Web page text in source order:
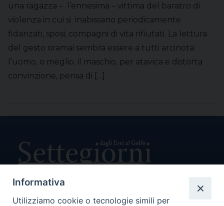
una ragazza – l’ennesima – vittima del baratro di
violenza in cui si inabissano periodicamente
fidanzati, sposi, compagni di vita rifiutati. La lettura
del gesto oramai sembra essere a tutti arcinota:
l’uomo, o meglio, il maschio, per atavica e distorta
convinzione, pensa di […]
Direttore Responsabile Giuseppe Rabita
Informativa
Utilizziamo cookie o tecnologie simili per